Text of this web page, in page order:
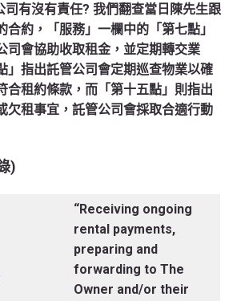
司有沒有責任? 我們翻查當日陳先生跟
合約，「服務」一欄中的「第七點」
司會協助收取租金，並定期轉交業
」指出託管公司會定期巡查物業以確
合租約條款，而「第十五點」則指出
欠租事宜，託管公司會採取合適行動
)
“Receiving ongoing
rental payments,
preparing and
forwarding to The
Owner and/or their